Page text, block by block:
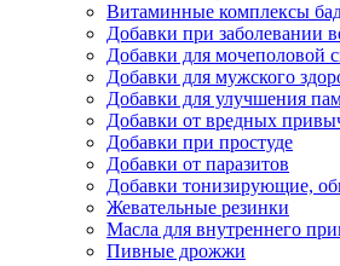
Витаминные комплексы
Добавки при заболевании
Добавки для мочеполовой
Добавки для мужского
Добавки для улучшения
Добавки от вредных
Добавки при простуде
Добавки от паразитов
Добавки тонизирующие,
Жевательные резинки
Масла для внутреннего
Пивные дрожжи